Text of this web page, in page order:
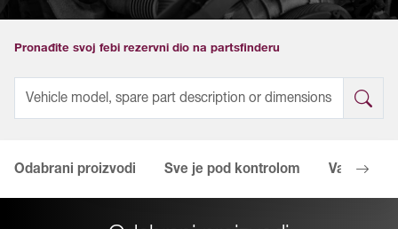
Pronađite svoj febi rezervni dio na partsfinderu
Odabrani proizvodi Sve je pod kontrolom Vaše